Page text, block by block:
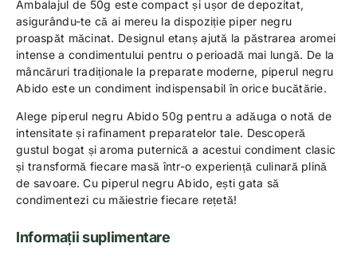
Ambalajul de 50g este compact și ușor de depozitat,
asigurându-te că ai mereu la dispoziție piper negru
proaspăt măcinat. Designul etanș ajută la păstrarea aromei
intense a condimentului pentru o perioadă mai lungă. De la
mâncăruri tradiționale la preparate moderne, piperul negru
Abido este un condiment indispensabil în orice bucătărie.
Alege piperul negru Abido 50g pentru a adăuga o notă de
intensitate și rafinament preparatelor tale. Descoperă
gustul bogat și aroma puternică a acestui condiment clasic
și transformă fiecare masă într-o experiență culinară plină
de savoare. Cu piperul negru Abido, ești gata să
condimentezi cu măiestrie fiecare rețetă!
Informații suplimentare